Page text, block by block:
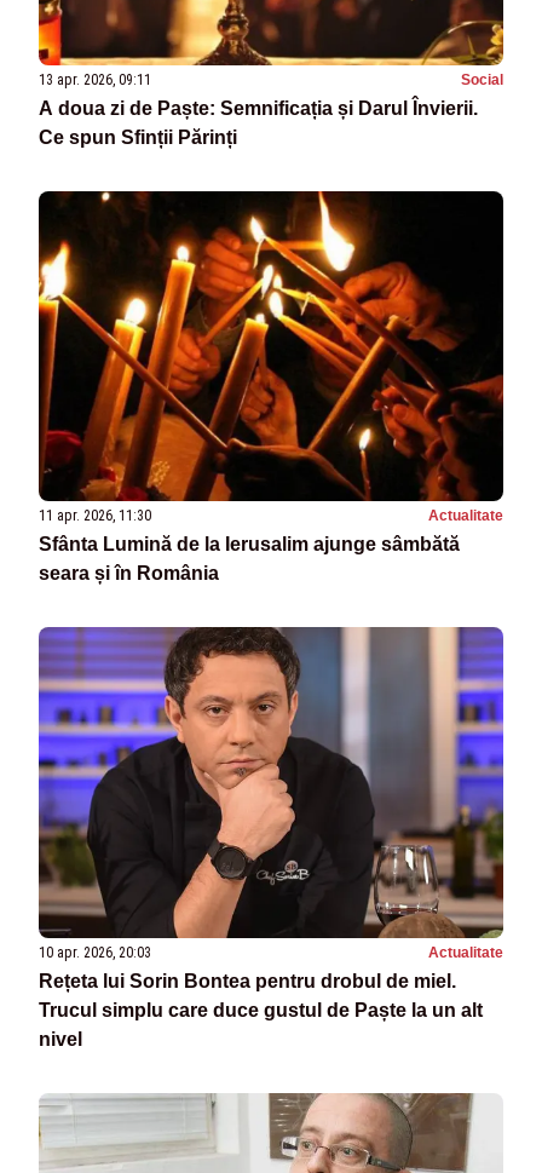
13 apr. 2026, 09:11 Social
A doua zi de Paște: Semnificația și Darul Învierii.
Ce spun Sfinții Părinți
11 apr. 2026, 11:30 Actualitate
Sfânta Lumină de la Ierusalim ajunge sâmbătă
seara și în România
10 apr. 2026, 20:03 Actualitate
Rețeta lui Sorin Bontea pentru drobul de miel.
Trucul simplu care duce gustul de Paște la un alt
nivel